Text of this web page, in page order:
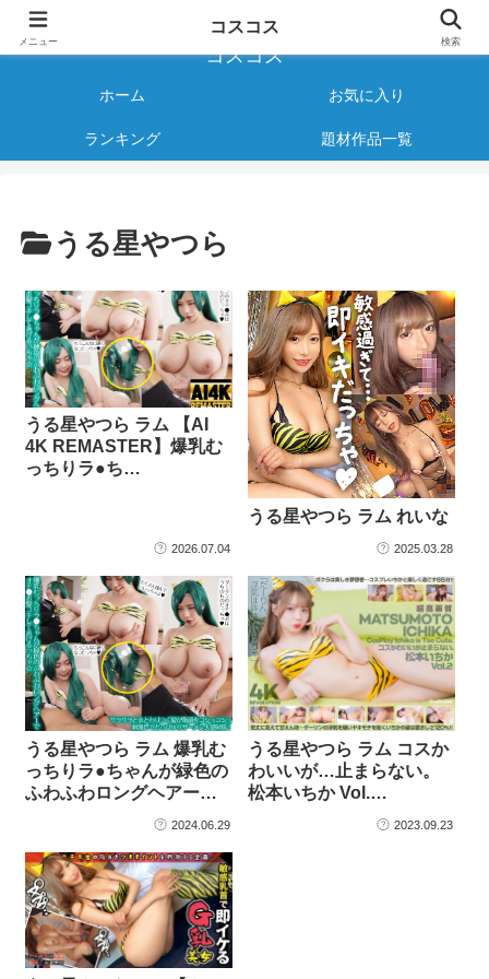
様々なジャンルのコスプレAVをご紹介する情報サイト
コスコス
ホーム お気に入り
ランキング 題材作品一覧
うる星やつら
うる星やつら ラム 【AI
4K REMASTER】爆乳む
っちりラ●ち…
2026.07.04
うる星やつら ラム れいな
2025.03.28
うる星やつら ラム 爆乳む
っちりラ●ちゃんが緑色の
ふわふわロングヘアー…
2024.06.29
うる星やつら ラム コスか
わいいが…止まらない。
松本いちか Vol.…
2023.09.23
メニュー
コスコス
検索